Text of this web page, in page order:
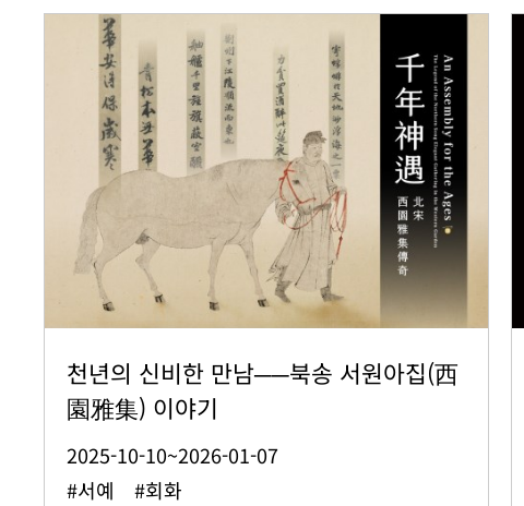
천년의 신비한 만남──북송 서원아집(西
園雅集) 이야기
2025-10-10~2026-01-07
#서예 #회화